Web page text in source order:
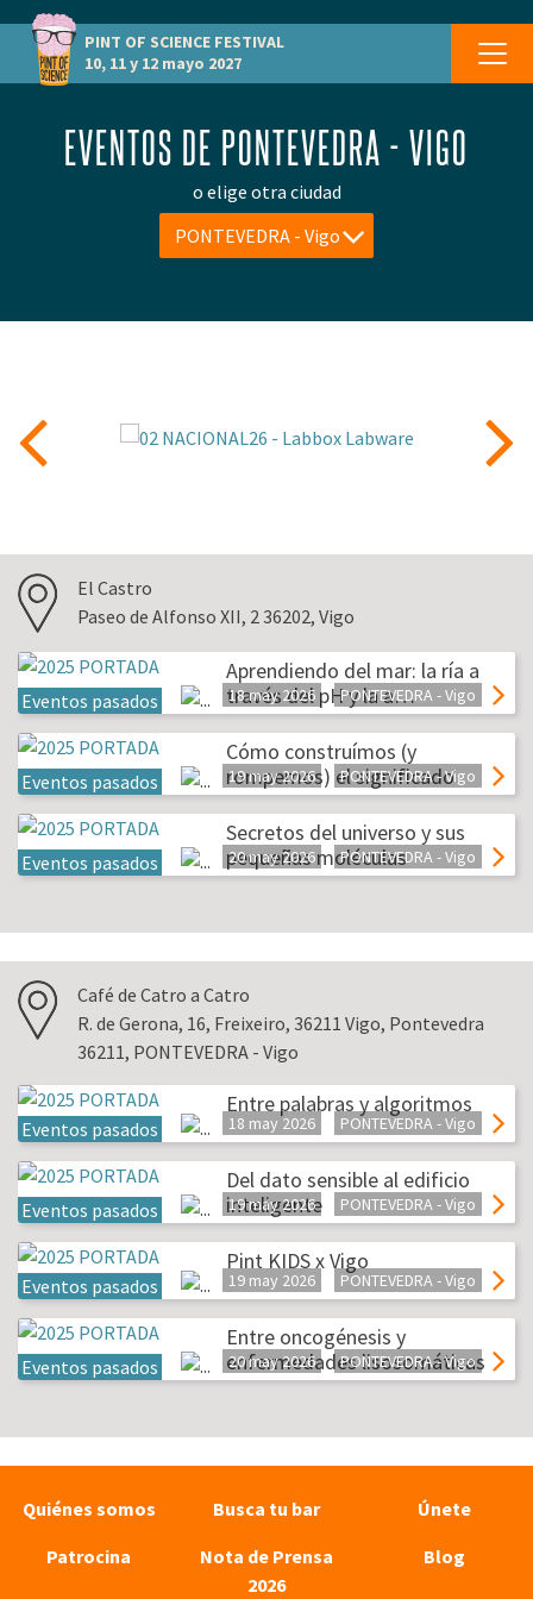
PINT OF SCIENCE FESTIVAL
10, 11 y 12 mayo 2027
EVENTOS DE PONTEVEDRA - VIGO
o elige otra ciudad
PONTEVEDRA - Vigo
El Castro
Paseo de Alfonso XII, 2 36202, Vigo
Eventos pasados
Aprendiendo del mar: la ría a
través del pH y la a…
18 may 2026 PONTEVEDRA - Vigo
Eventos pasados
Cómo construímos (y
rompemos) el significado
19 may 2026 PONTEVEDRA - Vigo
Eventos pasados
Secretos del universo y sus
pequeñas moléculas
20 may 2026 PONTEVEDRA - Vigo
Café de Catro a Catro
R. de Gerona, 16, Freixeiro, 36211 Vigo, Pontevedra
36211, PONTEVEDRA - Vigo
Eventos pasados
Entre palabras y algoritmos
18 may 2026 PONTEVEDRA - Vigo
Eventos pasados
Del dato sensible al edificio
inteligente
19 may 2026 PONTEVEDRA - Vigo
Eventos pasados
Pint KIDS x Vigo
19 may 2026 PONTEVEDRA - Vigo
Eventos pasados
Entre oncogénesis y
enfermedades lisosomáticas
20 may 2026 PONTEVEDRA - Vigo
Quiénes somos Busca tu bar
Únete
Patrocina
Nota de Prensa
2026
Blog